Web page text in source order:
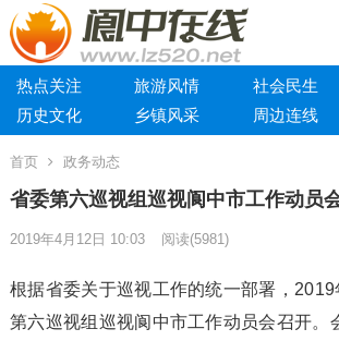
热点关注 旅游风情 社会民生
历史文化
乡镇风采 周边连线
首页 政务动态
省委第六巡视组巡视阆中市工作动员
2019年4月12日 10:03 阅读(5981)
根据省委关于巡视工作的统一部署，
第六巡视组巡视阆中市工作动员会召开。